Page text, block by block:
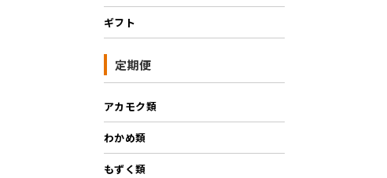
ギフト
定期便
アカモク類
わかめ類
もずく類